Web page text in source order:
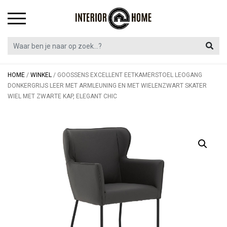
HOME / WINKEL / GOOSSENS EXCELLENT EETKAMERSTOEL LEOGANG
DONKERGRIJS LEER MET ARMLEUNING EN MET WIELENZWART SKATER
WIEL MET ZWARTE KAP, ELEGANT CHIC